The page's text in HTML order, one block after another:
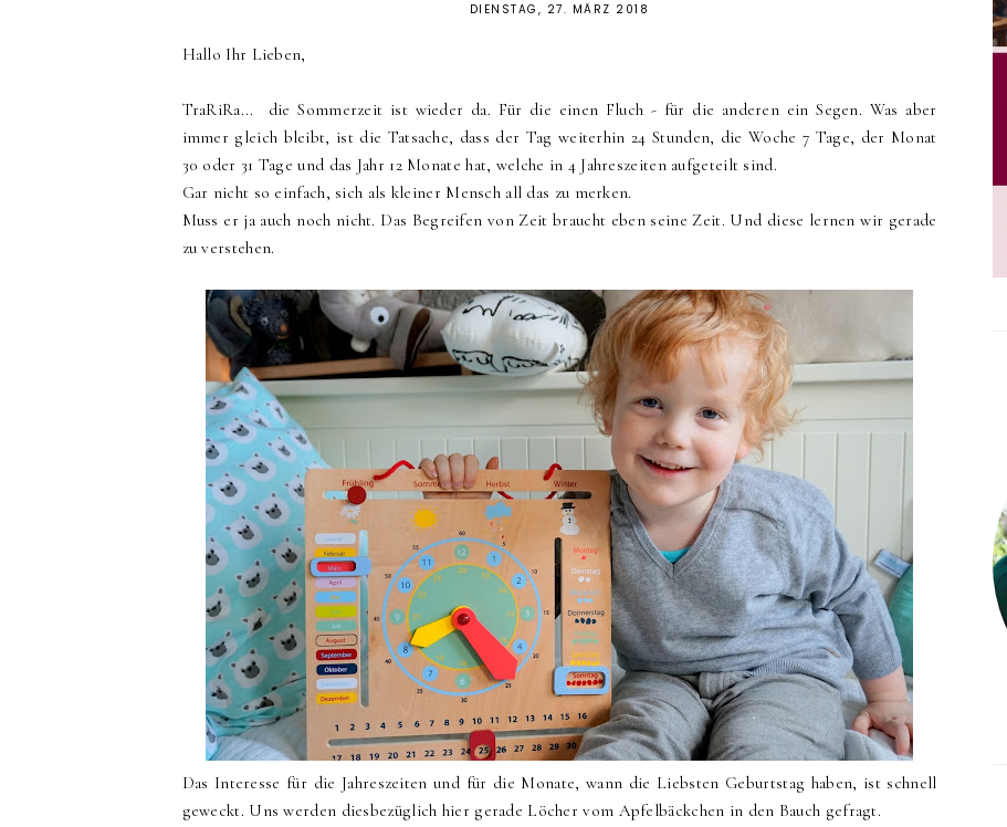
DIENSTAG, 27. MÄRZ 2018
Hallo Ihr Lieben,
TraRiRa... die Sommerzeit ist wieder da. Für die einen Fluch - für die anderen ein Segen. Was aber
immer gleich bleibt, ist die Tatsache, dass der Tag weiterhin 24 Stunden, die Woche 7 Tage, der Monat
30 oder 31 Tage und das Jahr 12 Monate hat, welche in 4 Jahreszeiten aufgeteilt sind.
Gar nicht so einfach, sich als kleiner Mensch all das zu merken.
Muss er ja auch noch nicht. Das Begreifen von Zeit braucht eben seine Zeit. Und diese lernen wir gerade
zu verstehen.
Das Interesse für die Jahreszeiten und für die Monate, wann die Liebsten Geburtstag haben, ist schnell
geweckt. Uns werden diesbezüglich hier gerade Löcher vom Apfelbäckchen in den Bauch gefragt.